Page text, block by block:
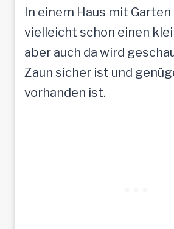
In einem Haus mit Garten
vielleicht schon einen
aber auch da wird
Zaun sicher ist und
vorhanden ist.